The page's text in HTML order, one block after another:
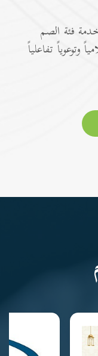
فئة الصم
تفاعلياً